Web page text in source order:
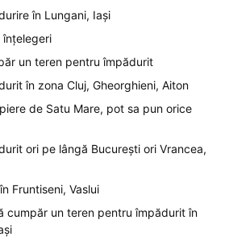
în Lungani, Iași
înțelegeri
un teren pentru împădurit
în zona Cluj, Gheorghieni, Aiton
de Satu Mare, pot sa pun orice
ori pe lângă București ori Vrancea,
Fruntiseni, Vaslui
cumpăr un teren pentru împădurit în